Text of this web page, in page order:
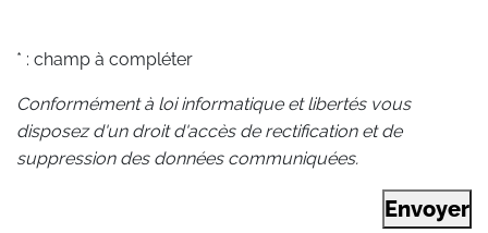
* : champ à compléter
Conformément à loi informatique et libertés vous
disposez d'un droit d'accès de rectification et de
suppression des données communiquées.
Envoyer